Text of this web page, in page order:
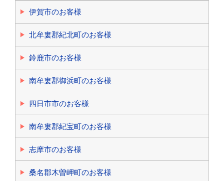
伊賀市のお客様
北牟婁郡紀北町のお客様
鈴鹿市のお客様
南牟婁郡御浜町のお客様
四日市市のお客様
南牟婁郡紀宝町のお客様
志摩市のお客様
桑名郡木曽岬町のお客様